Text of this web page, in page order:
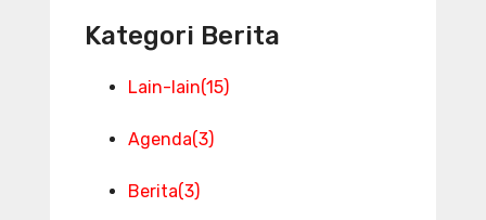
Kategori Berita
Lain-lain(15)
Agenda(3)
Berita(3)